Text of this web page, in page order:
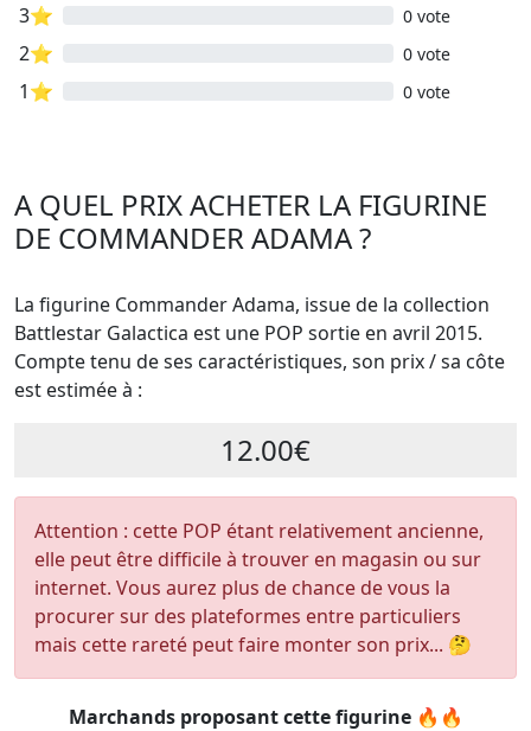
3⭐ 0 vote
2⭐ 0 vote
1⭐ 0 vote
A QUEL PRIX ACHETER LA FIGURINE
DE COMMANDER ADAMA ?
La figurine Commander Adama, issue de la collection
Battlestar Galactica est une POP sortie en avril 2015.
Compte tenu de ses caractéristiques, son prix / sa côte
est estimée à :
12.00€
Attention : cette POP étant relativement ancienne,
elle peut être difficile à trouver en magasin ou sur
internet. Vous aurez plus de chance de vous la
procurer sur des plateformes entre particuliers
mais cette rareté peut faire monter son prix... 🤔
Marchands proposant cette figurine 🔥🔥